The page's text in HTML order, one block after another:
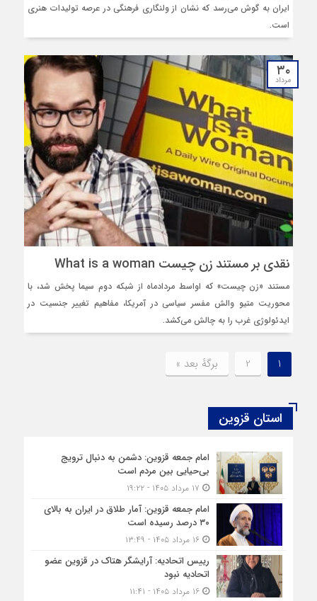
ایران به گوش می‌رسد که نشان از ولنگاری فرهنگی در عرصه تولیدات هنری
است.
۳۰
مرداد
نقدی بر مستند زن چیست What is a woman
مستند «زن چیست» که اواسط مردادماه از شبکه دوم سیما پخش شد، با
محوریت متیو والش مفسر سیاسی در آمریکا، مفاهیم تغییر جنسیت در
ایدئولوژی غرب را به چالش می‌کشد.
1
2 برگهٔ بعد »
استان قزوین
امام جمعه قزوین: دشمن به دنبال ترویج
بی‌حیایی بین مردم است
امام جمعه قزوین: آمار طلاق در ایران به بالای
۳۰ درصد رسیده است
۱۶ مرداد ۱۴۰۵ - ۱۳:۴۹
رییس اتحادیه: آرایشگر هتاک در قزوین عضو
اتحادیه نبود
۱۶ مرداد ۱۴۰۵ - ۱۱:۴۱